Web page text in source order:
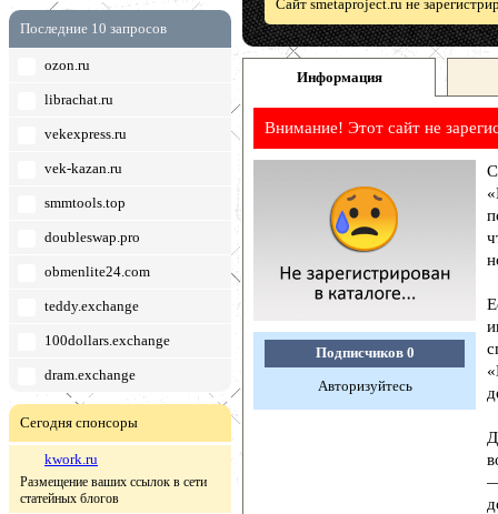
Последние 10 запросов
ozon.ru
librachat.ru
vekexpress.ru
vek-kazan.ru
smmtools.top
doubleswap.pro
obmenlite24.com
teddy.exchange
100dollars.exchange
dram.exchange
Сегодня спонсоры
kwork.ru
Размещение ваших ссылок в сети
статейных блогов
Сайт smetaproject.ru не
Информация
Внимание! Этот сайт не
Подписчиков 0
Авторизуйтесь